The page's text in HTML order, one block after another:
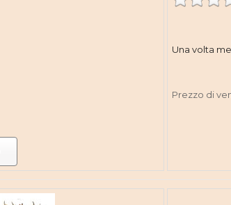
Una volta
Prezzo di